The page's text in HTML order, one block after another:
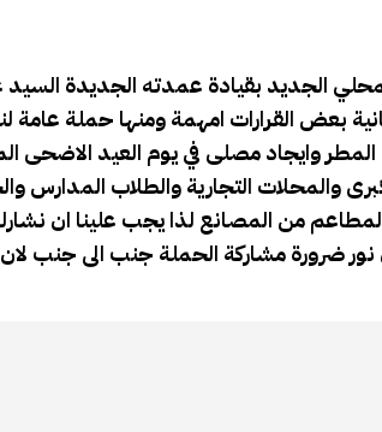
الجديد بقيادة عمدته الجديدة السيد
بعض القرارات امهمة ومنها حملة عامة
المطر وايجاد مصلى في يوم العيد الاضحى
والمحلات التجارية والطلاب المدارس
من المصانع لذا يجب علينا ان